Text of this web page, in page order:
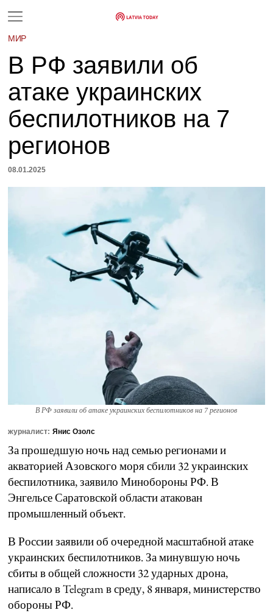
МИР
В РФ заявили об
атаке украинских
беспилотников на 7
регионов
08.01.2025
В РФ заявили об атаке украинских беспилотников на 7 регионов
журналист: Янис Озолс
За прошедшую ночь над семью регионами и
акваторией Азовского моря сбили 32 украинских
беспилотника, заявило Минобороны РФ. В
Энгельсе Саратовской области атакован
промышленный объект.
В России заявили об очередной масштабной атаке
украинских беспилотников. За минувшую ночь
сбиты в общей сложности 32 ударных дрона,
написало в Telegram в среду, 8 января, министерство
обороны РФ.